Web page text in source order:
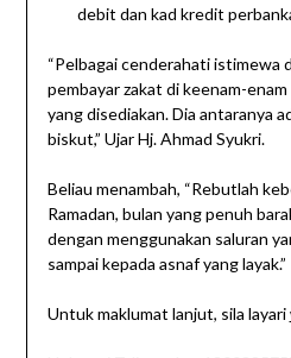
debit dan kad kredit
“Pelbagai cenderahati istimewa
pembayar zakat di keenam-
yang disediakan. Dia antaranya
biskut,” Ujar Hj. Ahmad Syukri.
Beliau menambah, “Rebutlah
Ramadan, bulan yang penuh
dengan menggunakan saluran
sampai kepada asnaf yang layak.”
Untuk maklumat lanjut, sila layari